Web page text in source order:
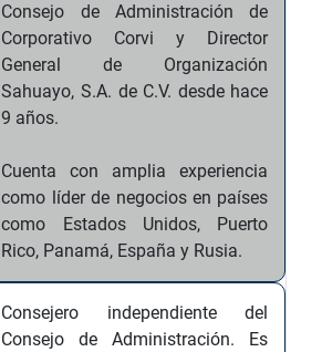
Consejo de Administración de
Corporativo Corvi y Director
General de Organización
Sahuayo, S.A. de C.V. desde hace
9 años.
Cuenta con amplia experiencia
como líder de negocios en países
como Estados Unidos, Puerto
Rico, Panamá, España y Rusia.
Consejero independiente del
Consejo de Administración. Es